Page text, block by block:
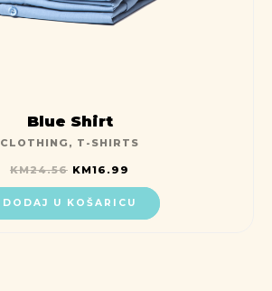
Blue Shirt
CLOTHING , T-SHIRTS
KM24.56 KM16.99
DODAJ U KOŠARICU